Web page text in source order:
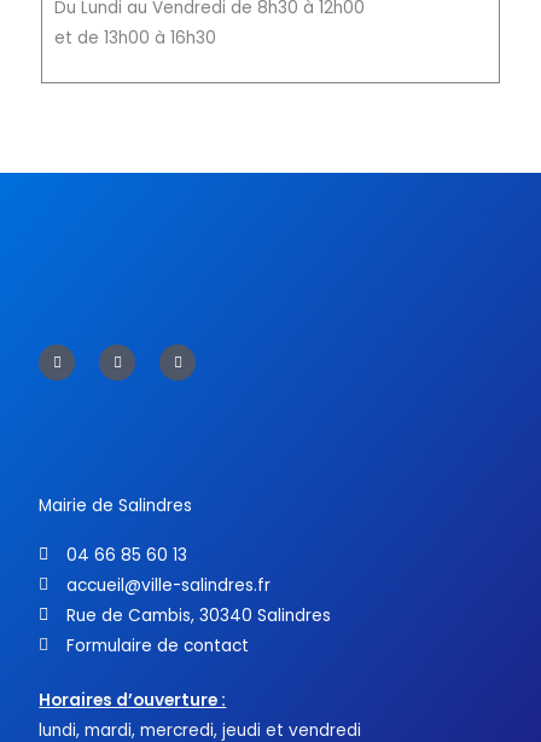
Du Lundi au Vendredi de 8h30 à 12h00
et de 13h00 à 16h30
a
c
e
w
i
t
o
u
t
Mairie de Salindres
04 66 85 60 13
accueil@ville-salindres.fr
Rue de Cambis, 30340 Salindres
Formulaire de contact
Horaires d’ouverture :
lundi, mardi, mercredi, jeudi et vendredi